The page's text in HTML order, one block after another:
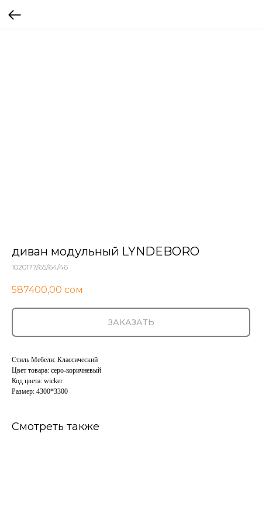
диван модульный LYNDEBORO
1020177/65/64/46
587400,00 сом
ЗАКАЗАТЬ
Стиль Мебели: Классический
Цвет товара: серо-коричневый
Код цвета: wicker
Размер: 4300*3300
Смотреть также